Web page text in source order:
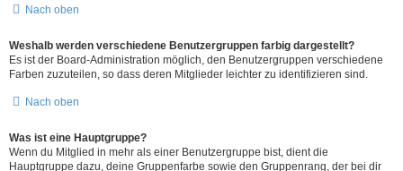
Nach oben
Weshalb werden verschiedene Benutzergruppen farbig dargestellt?
Es ist der Board-Administration möglich, den Benutzergruppen verschiedene
Farben zuzuteilen, so dass deren Mitglieder leichter zu identifizieren sind.
Nach oben
Was ist eine Hauptgruppe?
Wenn du Mitglied in mehr als einer Benutzergruppe bist, dient die
Hauptgruppe dazu, deine Gruppenfarbe sowie den Gruppenrang, der bei dir